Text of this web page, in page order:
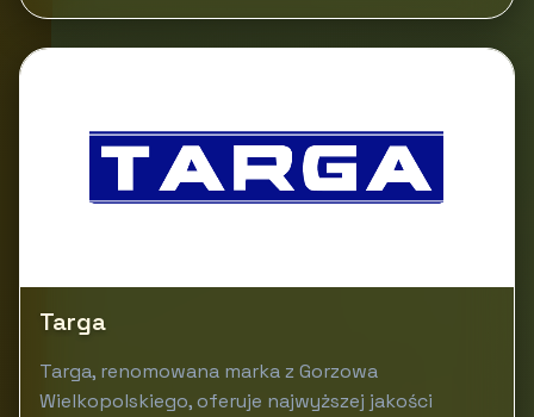
Targa
Targa, renomowana marka z Gorzowa
Wielkopolskiego, oferuje najwyższej jakości